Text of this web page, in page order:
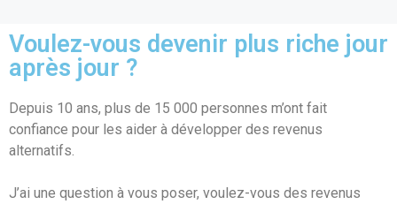
ce
b
o
o
k
ail at
s
A
p
ta
er
Voulez-vous devenir plus riche jour
après jour ?
Depuis 10 ans, plus de 15 000 personnes m’ont fait
confiance pour les aider à développer des revenus
alternatifs.
J’ai une question à vous poser, voulez-vous des revenus